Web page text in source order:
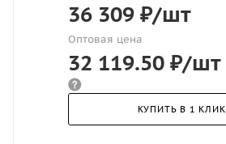
36 309 ₽/шт
Оптовая цена
32 119.50 ₽/шт
КУПИТЬ В 1 КЛИК